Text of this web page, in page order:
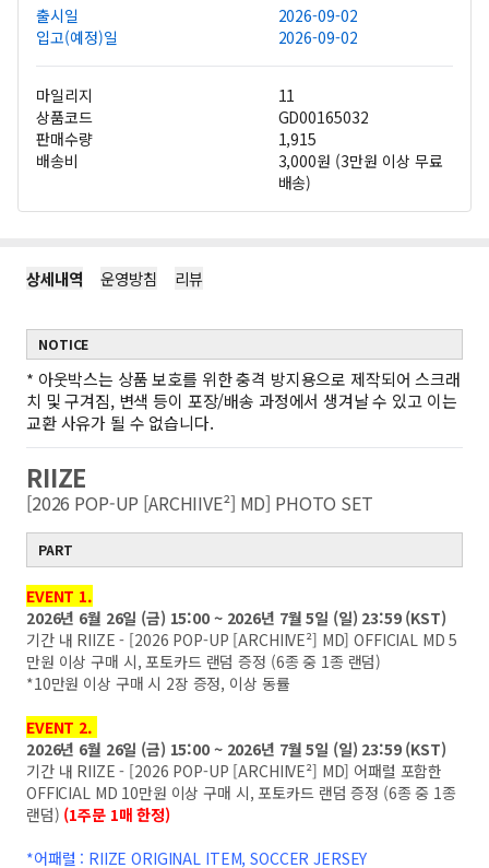
출시일
2026-09-02
입고(예정)일
2026-09-02
마일리지
11
상품코드
GD00165032
판매수량
1,915
배송비
3,000원 (3만원 이상 무료
배송)
상세내역 운영방침 리뷰
NOTICE
* 아웃박스는 상품 보호를 위한 충격 방지용으로 제작되어 스크래
치 및 구겨짐, 변색 등이 포장/배송 과정에서 생겨날 수 있고 이는
교환 사유가 될 수 없습니다.
RIIZE
[2026 POP-UP [ARCHIIVE²] MD] PHOTO SET
PART
EVENT 1.
2026년 6월 26일 (금) 15:00 ~ 2026년 7월 5일 (일) 23:59 (KST)
기간 내 RIIZE - [2026 POP-UP [ARCHIIVE²] MD] OFFICIAL MD 5
만원 이상 구매 시, 포토카드 랜덤 증정 (6종 중 1종 랜덤)
*10만원 이상 구매 시 2장 증정, 이상 동률
EVENT 2.
2026년 6월 26일 (금) 15:00 ~ 2026년 7월 5일 (일) 23:59 (KST)
기간 내 RIIZE - [2026 POP-UP [ARCHIIVE²] MD] 어패럴 포함한
OFFICIAL MD 10만원 이상 구매 시, 포토카드 랜덤 증정 (6종 중 1종
랜덤) (1주문 1매 한정)
*어패럴 : RIIZE ORIGINAL ITEM, SOCCER JERSEY